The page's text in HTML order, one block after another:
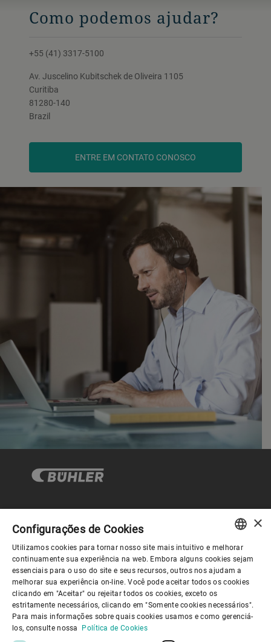
Como podemos ajudar?
+55 (41) 3317-5100
Av. Juscelino Kubitschek de Oliveira 1105
Curitiba
81280-140
Brazil
ENTRE EM CONTATO CONOSCO
Governança Corporativa
Sobre nós
Links úteis
ENGLISH
SPANISH
GERMAN
FRENCH
×
Configurações de Cookies
Utilizamos cookies para tornar nosso site mais intuitivo e melhorar
continuamente sua experiência na web. Embora alguns cookies sejam
essenciais para o uso do site e seus recursos, outros nos ajudam a
melhorar sua experiência on-line. Você pode aceitar todos os cookies
clicando em "Aceitar" ou rejeitar todos os cookies, exceto os
estritamente necessários, clicando em "Somente cookies necessários".
Para mais informações sobre quais cookies usamos e como gerenciá-
los, consulte nossa Política de Cookies